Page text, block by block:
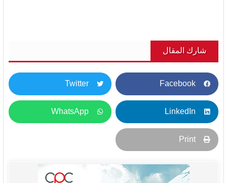
شارك المقال
Facebook
Twitter
LinkedIn
WhatsApp
Print